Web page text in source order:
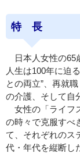
特 長
日本人女性の65
人生は100年に迫
との両立”、再就
の介護、そして
女性の「ライフ
の時々で克服すべ
て、それぞれのス
代・年代を縦断し